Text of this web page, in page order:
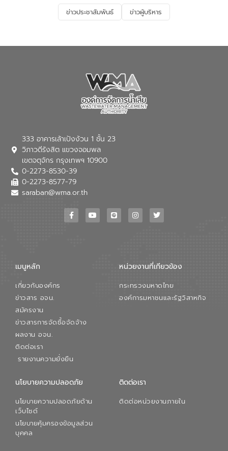
ลงทุนในอุตสาหกรรมแห่งอนาคต ตลอดจน
มุ่งตอบโจทย์ความท้าทายจากวิกฤตการ
ในครั้งนี้เป็นการดึงจุดแข็งและความ
(อจน.) มาผสานกับประสบการณ์และ
เทคโนโลยีโครงข่ายน้ำครบวงจรในพื้นที่ EEC
ของอีสท์ วอเตอร์ เพื่อร่วมกันศึกษา
เทคโนโลยีการปรับปรุงคุณภาพน้ำ (Water
Reuse) และพัฒนารูปแบบการดำเนินงาน
ใช้น้ำที่พุ่งสูงขึ้นจากการขยายตัวของ
การองค์การจัดการน้ำเสีย กล่าวถึงภารกิจ
เพื่อสนับสนุนการพัฒนาเมืองอย่างยั่งยืน
ขณะที่ นายบดินทร์ อุดล กรรมการผู้อำนวย
สมดุลทางเศรษฐกิจและสิ่งแวดล้อมได้อย่าง
ภาคเอกชนในครั้งนี้ นับเป็นก้าวสำคัญของ
องค์การจัดการน้ำเสีย (อจน.) ในการร่วมวาง
ข่าวประชาสัมพันธ์ ข่าวผู้บริหาร
333 อาคารเล้าเป้งง้วน 1 ชั้น 23
วิภาวดีรังสิต แขวงจอมพล
เขตจตุจักร กรุงเทพฯ 10900
0-2273-8530-39
0-2273-8577-79
saraban@wma.or.th
เมนูหลัก
เกี่ยวกับองค์กร
ข่าวสาร อจน.
สมัครงาน
ข่าวสารการจัดซื้อจัดจ้าง
ผลงาน อจน.
ติดต่อเรา
รายงานความยั่งยืน
หน่วยงานที่เกียวข้อง
กระทรวงมหาดไทย
องค์การมหาชนและรัฐวิสาหกิจ
นโยบายความปลอดภัย
นโยบายความปลอดภัยด้าน
เว็บไซต์
นโยบายคุ้มครองข้อมูลส่วน
บุคคล
ติดต่อเรา
ติดต่อหน่วยงานภายใน